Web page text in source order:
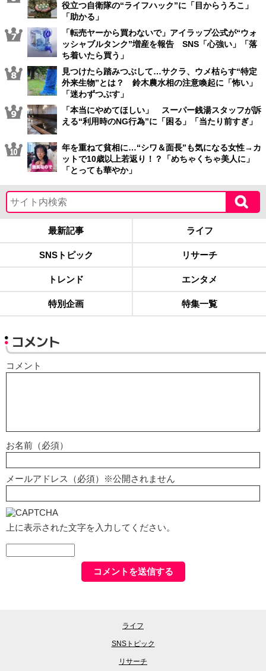
役立つ自衛隊の“ライフハック”に「目からうろこ」
「助かる」
「転売ヤーから買わないで」アイラップ公式が“ウォ
ッシャブルタンク”増産を報告 SNS「心強い」「落
ち着いたら買う」
見つけたら踏みつぶして…サクラ、ウメ枯らす“特定
外来生物”とは？ 鈴木農水相の注意喚起に「怖い」
「迷わずつぶす」
「本当にやめてほしい」 スーパー銭湯スタッフが訴
える“利用時のNG行為”に「困る」「当たり前すぎ」
年を重ねて貧相に…“シワ＆面長”も気になる女性→カ
ットで10歳以上若返り！？「めちゃくちゃ美人に」
「とっても華やか」
最新記事 ライフ
SNSトピック リサーチ
トレンド エンタメ
特別企画 特集一覧
コメント
コメント
お名前（必須）
メールアドレス（必須）※公開されません
上に表示された文字を入力してください。
ライフ
SNSトピック
リサーチ